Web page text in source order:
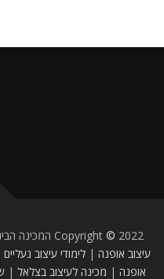
Copyright © 2022 המכינה הבינתחומית לעיצוב ואדריכלות בע"מ
עיצוב אופנה | לימודי עיצוב נעליים
אופנה | מכינה לעיצוב בצלאל |